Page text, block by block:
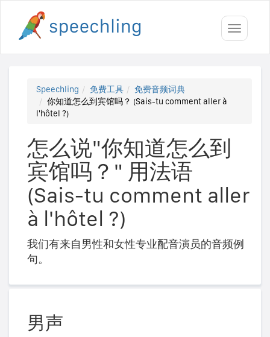
Toggle
Speechling 免费工具
免费音频词典
你知道怎么到宾馆吗？ (Sais-tu comment aller à
l'hôtel ?)
怎么说"你知道怎么到
宾馆吗？" 用法语
(Sais-tu comment aller
à l'hôtel ?)
我们有来自男性和女性专业配音演员的音频例
句。
男声